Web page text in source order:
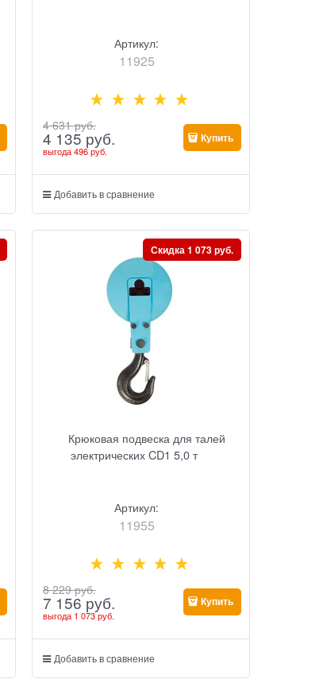
Артикул:
11925
4 631 руб.
4 135 руб.
выгода496 руб.
Купить
Добавить в сравнение
Крюковая подвеска для талей
электрических CD1 5,0 т
Артикул:
11955
Скидка 1 073 руб.
8 229 руб.
7 156 руб.
выгода 1 073 руб.
Купить
Добавить в сравнение